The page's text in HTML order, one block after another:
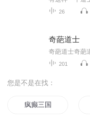
26
奇葩道士
201
您是不是在找：
疯癫三国